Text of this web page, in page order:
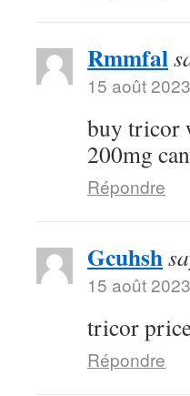
Rmmfal
15 août
buy tricor
200mg
Répondre
Gcuhsh
15 août
tricor
Répondre